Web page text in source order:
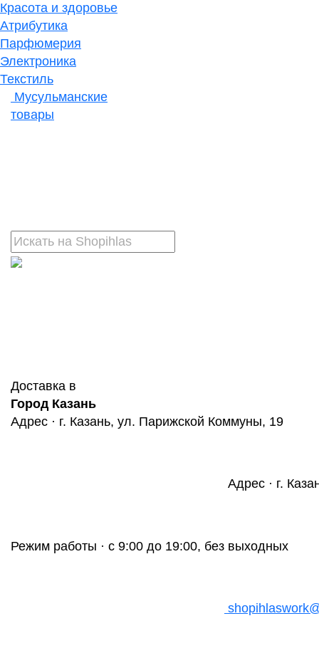
Красота и здоровье
Атрибутика
Парфюмерия
Электроника
Текстиль
Мусульманские
товары
Доставка в
Город Казань
Адрес · г. Казань, ул. Парижской Коммуны, 19
Адрес · г.
Режим работы · с 9:00 до 19:00, без выходных